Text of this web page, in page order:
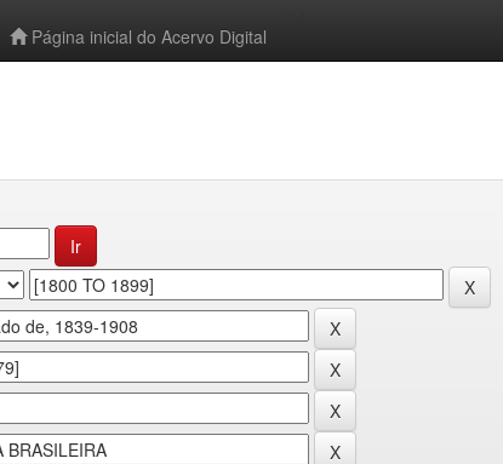
Página inicial do Acervo Digital